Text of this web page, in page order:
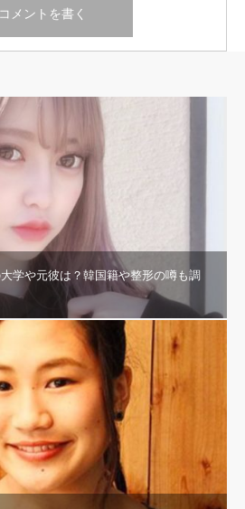
学や元彼は？韓国籍や整形の噂も調